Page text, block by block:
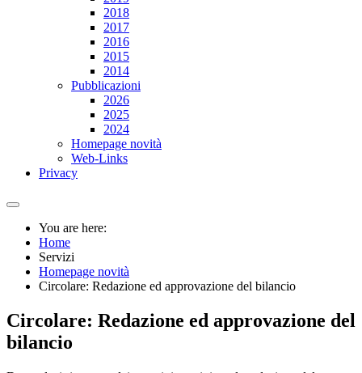
2018
2017
2016
2015
2014
Pubblicazioni
2026
2025
2024
Homepage novità
Web-Links
Privacy
You are here:
Home
Servizi
Homepage novità
Circolare: Redazione ed approvazione del bilancio
Circolare: Redazione ed approvazione del
bilancio